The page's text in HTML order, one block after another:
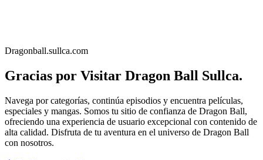
Dragonball.sullca.com
Gracias por Visitar Dragon Ball Sullca.
Navega por categorías, continúa episodios y encuentra películas,
especiales y mangas. Somos tu sitio de confianza de Dragon Ball,
ofreciendo una experiencia de usuario excepcional con contenido de
alta calidad. Disfruta de tu aventura en el universo de Dragon Ball
con nosotros.